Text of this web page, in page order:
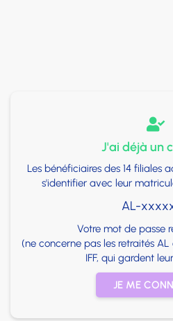

J'ai déjà un
Les bénéficiaires des 14 filiales
s'identifier avec leur
AL-
Votre mot de passe
(ne concerne pas les retraités
IFF, qui gardent
JE ME